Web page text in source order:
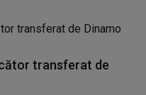
transferat de